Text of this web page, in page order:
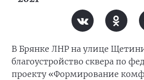
В Брянке ЛНР на улице
благоустройство сквера по
проекту «Формирование